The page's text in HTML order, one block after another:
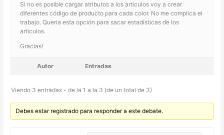
Si no es posible cargar atributos a los articulos voy a crear
diferentes código de producto para cada color. No me complica el
trabajo. Queria esta opción para sacar estadísticas de los
articulos.
Gracias!
Autor Entradas
Viendo 3 entradas - de la 1 a la 3 (de un total de 3)
Debes estar registrado para responder a este debate.